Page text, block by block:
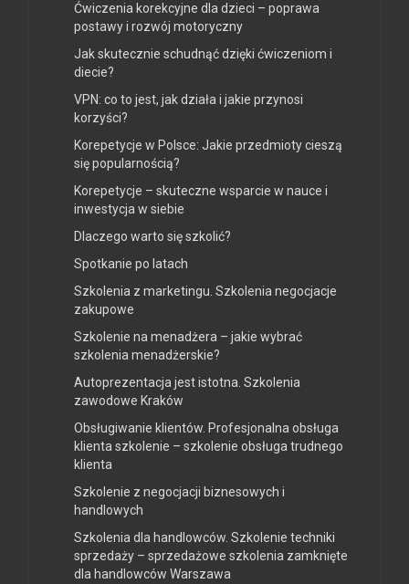
Ćwiczenia korekcyjne dla dzieci – poprawa
postawy i rozwój motoryczny
Jak skutecznie schudnąć dzięki ćwiczeniom i
diecie?
VPN: co to jest, jak działa i jakie przynosi
korzyści?
Korepetycje w Polsce: Jakie przedmioty cieszą
się popularnością?
Korepetycje – skuteczne wsparcie w nauce i
inwestycja w siebie
Dlaczego warto się szkolić?
Spotkanie po latach
Szkolenia z marketingu. Szkolenia negocjacje
zakupowe
Szkolenie na menadżera – jakie wybrać
szkolenia menadżerskie?
Autoprezentacja jest istotna. Szkolenia
zawodowe Kraków
Obsługiwanie klientów. Profesjonalna obsługa
klienta szkolenie – szkolenie obsługa trudnego
klienta
Szkolenie z negocjacji biznesowych i
handlowych
Szkolenia dla handlowców. Szkolenie techniki
sprzedaży – sprzedażowe szkolenia zamknięte
dla handlowców Warszawa